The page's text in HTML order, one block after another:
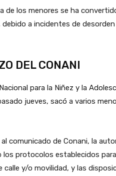
de los menores se ha
debido a incidentes de
DEL CONANI
para la Niñez y la
jueves, sacó a varios
comunicado de Conani, la
los protocolos establecidos
calle y/o movilidad, y las